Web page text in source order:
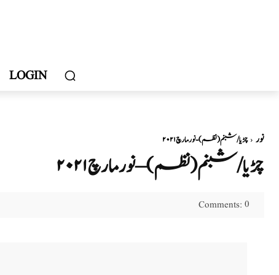
LOGIN
نور چڑیا / شبنم( نظم) - نور مارچ ۲۰۲۱
چڑیا / شبنم( نظم) – نور مارچ ۲۰۲۱
Comments: 0